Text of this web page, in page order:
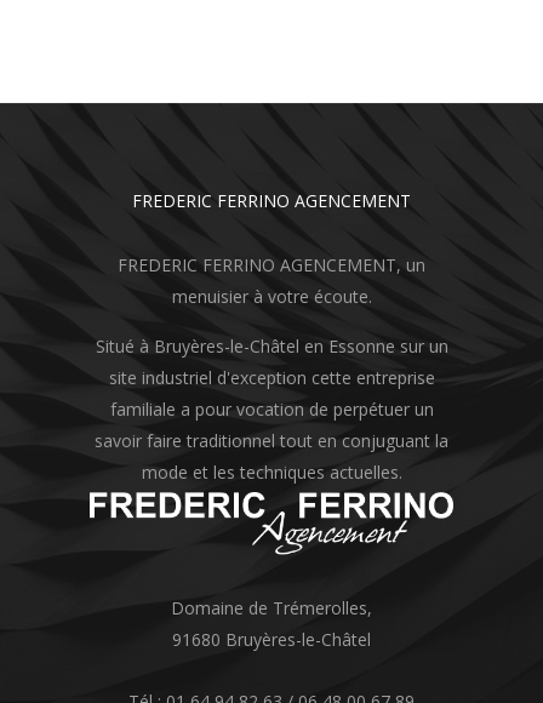
FREDERIC FERRINO AGENCEMENT
FREDERIC FERRINO AGENCEMENT, un
menuisier à votre écoute.
Situé à Bruyères-le-Châtel en Essonne sur un
site industriel d'exception cette entreprise
familiale a pour vocation de perpétuer un
savoir faire traditionnel tout en conjuguant la
mode et les techniques actuelles.
Domaine de Trémerolles,
91680 Bruyères-le-Châtel